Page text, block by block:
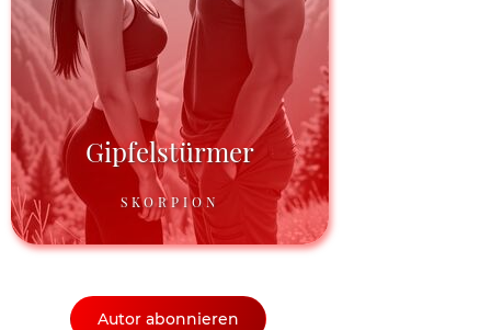
Gipfelstürmer
SKORPION
Autor abonnieren